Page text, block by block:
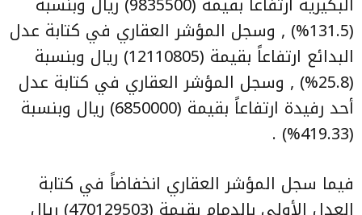
(131.5%) , وسجل المؤشر العقاري في كتابة عدل
البدائع ارتفاعاً بقيمة (12110805) ريال وبنسبة
(25.8%) , وسجل المؤشر العقاري في كتابة عدل
أحد رفيدة ارتفاعاً بقيمة (6850000) ريال وبنسبة
(419.33%) .
فيما سجل المؤشر العقاري انخفاضاً في كتابة